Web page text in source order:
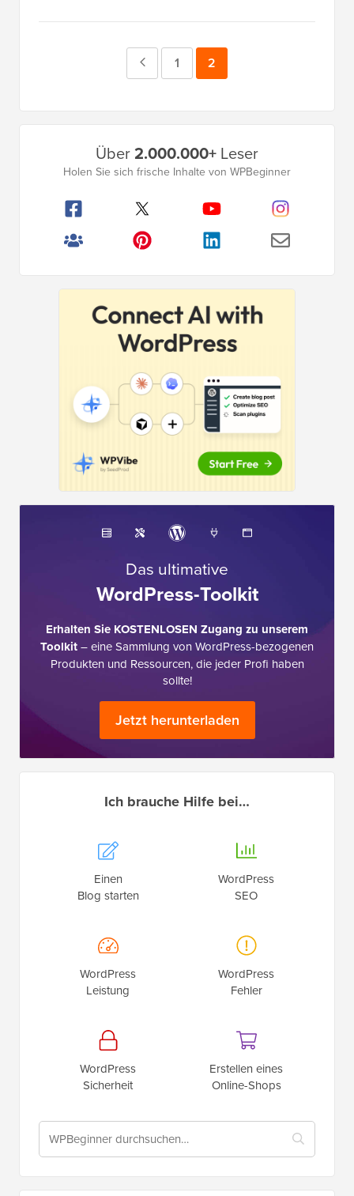
Vorherige
Seite
1 Seite
2
Seitenleistenmenü
Über2.000.000+ Leser
Holen Sie sich frische Inhalte von WPBeginner
Das ultimative
WordPress-Toolkit
Erhalten Sie KOSTENLOSEN Zugang zu unserem
Toolkit– eine Sammlung von WordPress-bezogenen
Produkten und Ressourcen, die jeder Profi haben
sollte!
Jetzt herunterladen
Ich brauche Hilfe bei…
Einen
Blog starten
WordPress
SEO
WordPress
Leistung
WordPress
Fehler
WordPress
Sicherheit
Erstellen eines
Online-Shops